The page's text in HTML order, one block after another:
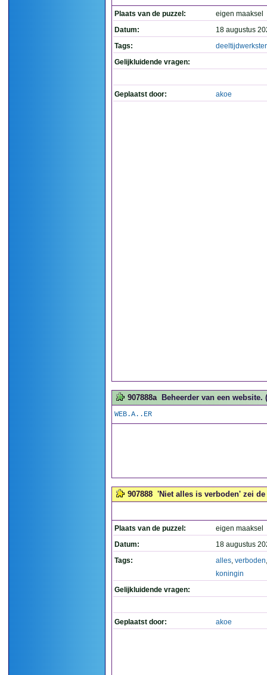
Plaats van de puzzel:
eigen maaksel
Datum:
18 augustus
Tags:
deeltijdwerkster
Gelijkluidende vragen:
Geplaatst door: akoe
907888a Beheerder van een website.
WEB.A..ER
907888 'Niet alles is verboden' zei
Plaats van de puzzel:
eigen maaksel
Datum:
18 augustus
Tags:
alles, verboden
koningin
Gelijkluidende vragen:
Geplaatst door: akoe